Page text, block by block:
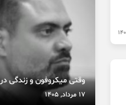
وقتی میکروفون و زندگی
17 مرداد, 1405